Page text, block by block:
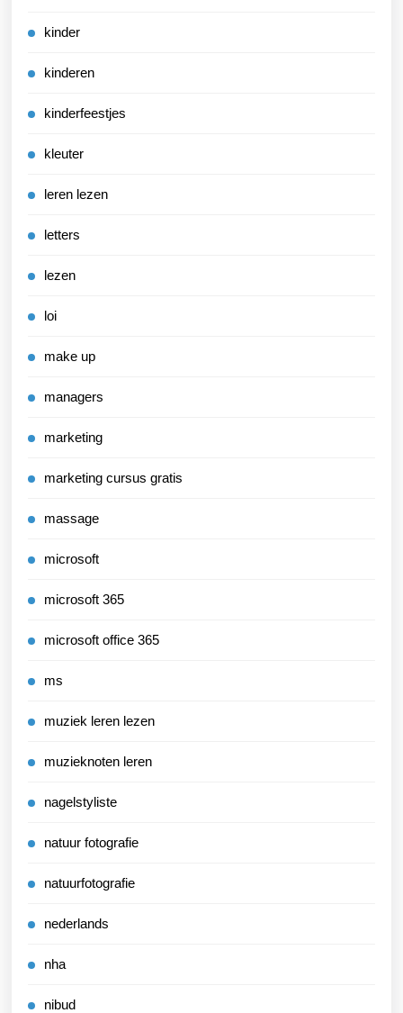
kinder
kinderen
kinderfeestjes
kleuter
leren lezen
letters
lezen
loi
make up
managers
marketing
marketing cursus gratis
massage
microsoft
microsoft 365
microsoft office 365
ms
muziek leren lezen
muzieknoten leren
nagelstyliste
natuur fotografie
natuurfotografie
nederlands
nha
nibud